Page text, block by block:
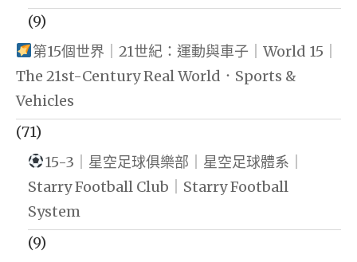
(9)
第15個世界｜21世紀：運動與車子｜World 15｜
The 21st-Century Real World．Sports &
Vehicles
(71)
15-3｜星空足球俱樂部｜星空足球體系｜
Starry Football Club｜Starry Football
System
(9)